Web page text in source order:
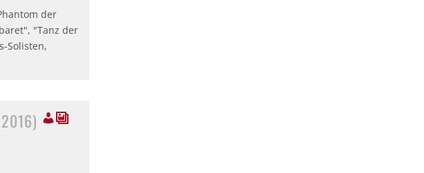
der
"Tanz der
Solisten,